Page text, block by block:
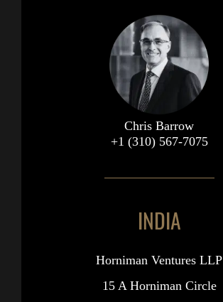
Chris Barrow
+1 (310) 567-7075
INDIA
Horniman Ventures LLP
15 A Horniman Circle